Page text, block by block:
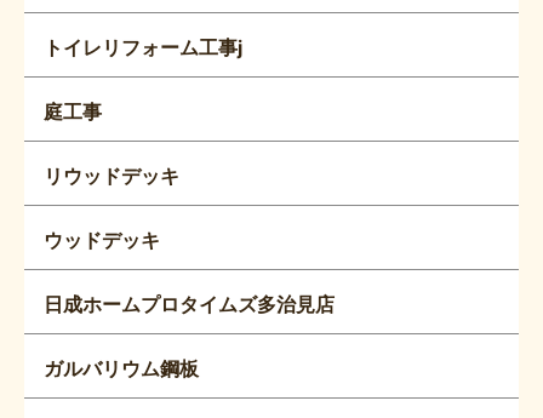
トイレリフォーム工事j
庭工事
リウッドデッキ
ウッドデッキ
日成ホームプロタイムズ多治見店
ガルバリウム鋼板